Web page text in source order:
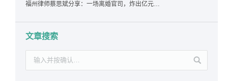
福州律师蔡思斌分享：一场离婚官司，炸出亿元“糊涂账”：本想分割家产，结果“自爆”了家底
文章搜索